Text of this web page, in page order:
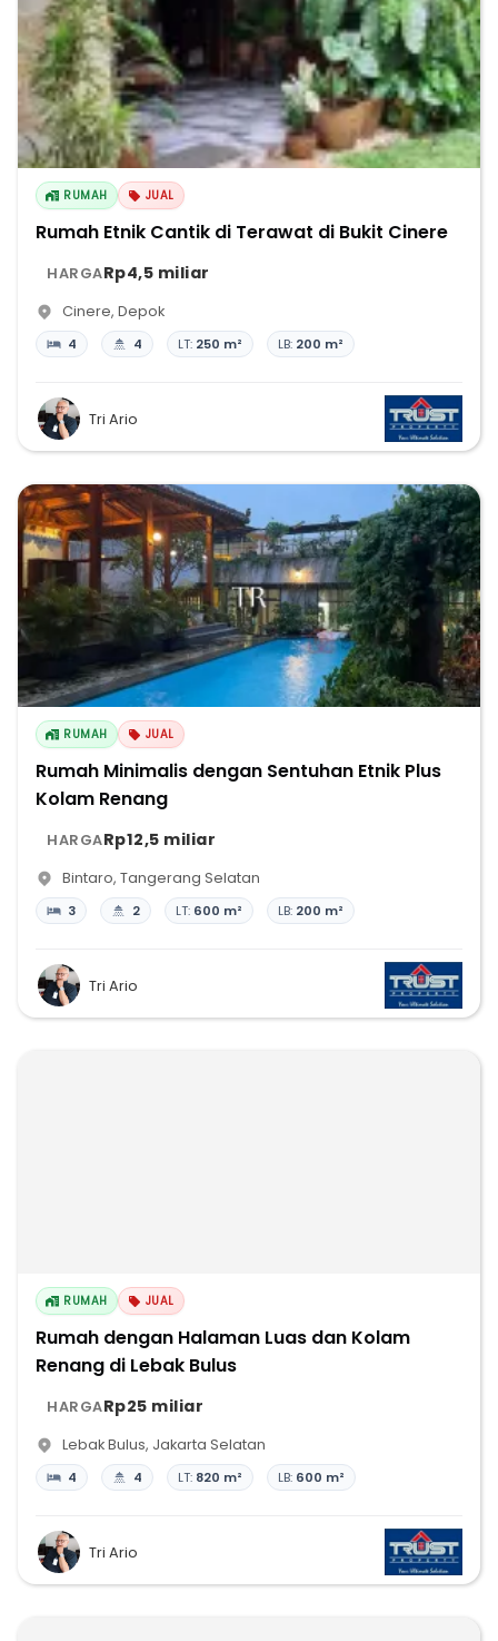
RUMAH JUAL
Rumah Etnik Cantik di Terawat di Bukit Cinere
HARGARp4,5 miliar
Cinere, Depok
4 4 LT: 250 m² LB: 200 m²
Tri Ario
RUMAH JUAL
Rumah Minimalis dengan Sentuhan Etnik Plus
Kolam Renang
HARGARp12,5 miliar
Bintaro, Tangerang Selatan
3 2 LT: 600 m² LB: 200 m²
Tri Ario
RUMAH JUAL
Rumah dengan Halaman Luas dan Kolam
Renang di Lebak Bulus
HARGARp25 miliar
Lebak Bulus, Jakarta Selatan
4 4 LT: 820 m² LB: 600 m²
Tri Ario